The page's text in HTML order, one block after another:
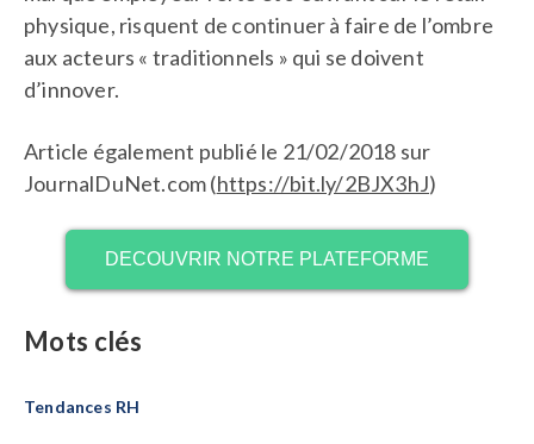
physique, risquent de continuer à faire de l’ombre
aux acteurs « traditionnels » qui se doivent
d’innover.
Article également publié le 21/02/2018 sur
JournalDuNet.com (https://bit.ly/2BJX3hJ)
DECOUVRIR NOTRE PLATEFORME
Mots clés
Tendances RH